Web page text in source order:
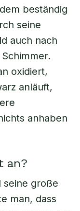
beständig
seine
auch nach
oxidiert,
anläuft,
anhaben
an?
seine große
man, dass